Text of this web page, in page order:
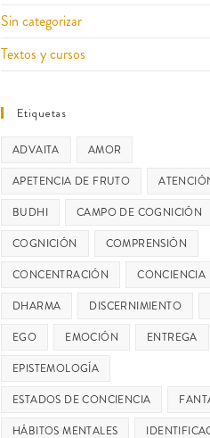
Sin categorizar
Textos y cursos
Etiquetas
ADVAITA
AMOR
APETENCIA DE FRUTO
BUDHI
CAMPO DE COGNICIÓN
COGNICIÓN
COMPRENSIÓN
CONCENTRACIÓN
CONCIENCIA
DHARMA
DISCERNIMIENTO
EGO
EMOCIÓN
ENTREGA
EPISTEMOLOGÍA
ESTADOS DE CONCIENCIA
HÁBITOS MENTALES